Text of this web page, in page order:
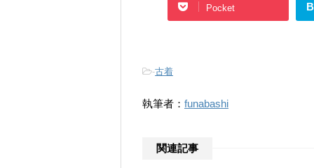
Pocket
-古着
執筆者： funabashi
関連記事